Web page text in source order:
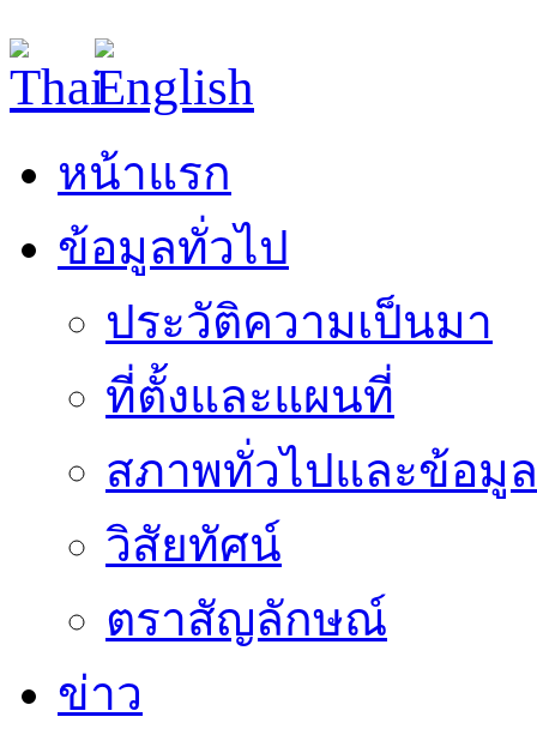
หน้าแรก
ข้อมูลทั่วไป
ประวัติความเป็นมา
ที่ตั้งและแผนที่
สภาพทั่วไปและข้อมู
วิสัยทัศน์
ตราสัญลักษณ์
ข่าว